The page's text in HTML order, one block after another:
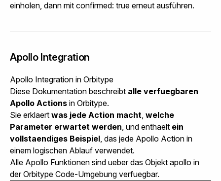
einholen, dann mit confirmed: true erneut ausführen.
Apollo Integration
Apollo Integration in Orbitype
Diese Dokumentation beschreibt alle verfuegbaren
Apollo Actions in Orbitype.
Sie erklaert was jede Action macht, welche
Parameter erwartet werden, und enthaelt ein
vollstaendiges Beispiel, das jede Apollo Action in
einem logischen Ablauf verwendet.
Alle Apollo Funktionen sind ueber das Objekt apollo in
der Orbitype Code-Umgebung verfuegbar.